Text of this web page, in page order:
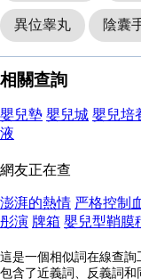
異位睾丸 陰囊
相關查詢
嬰兒墊 嬰兒城 嬰兒培
液
網友正在查
澎湃的熱情 严格控制
彤演 牌箱 嬰兒型鞘膜
這是一個相似詞在線查
包含了近義詞、反義詞和